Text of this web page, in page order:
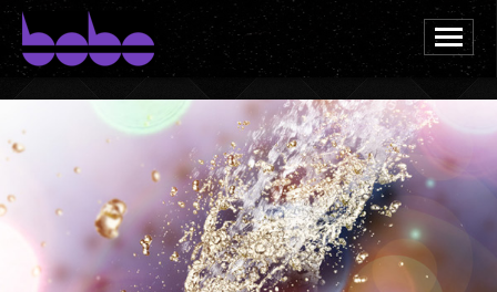
BOBO FREEMIX
BOBO VINTAGE
PROCHAINEMENT
GALERIES